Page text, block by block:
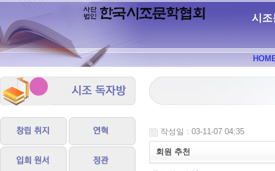
시조
작성일 : 03-11-07 04:35
회원 추천